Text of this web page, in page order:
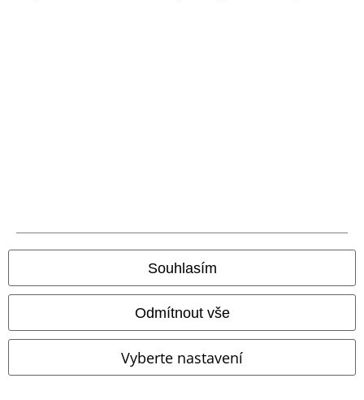
Souhlasím
Odmítnout vše
Vyberte nastavení
Právní informace